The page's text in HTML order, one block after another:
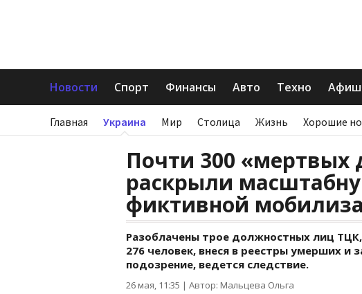
Новости Спорт Финансы Авто Техно
Главная Украина Мир Столица Жизнь Хорошие
Почти 300
раскрыли
фиктивной
Разоблачены трое должностных лиц
276 человек, внеся в реестры умерших и
подозрение, ведется следствие.
26 мая, 11:35 | Автор: Мальцева Ольга